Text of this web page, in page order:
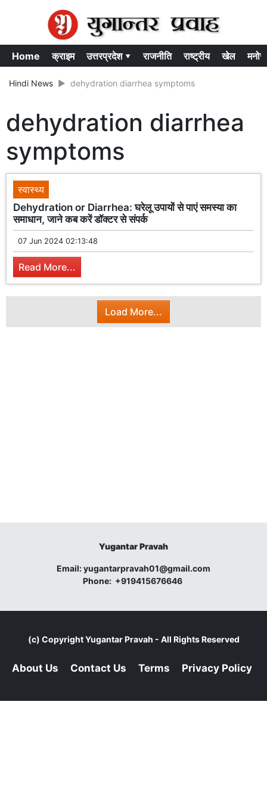
Home क्राइम उत्तरप्रदेश ▾ राजनीति राष्ट्रीय खेल
Hindi News dehydration diarrhea symptoms
dehydration diarrhea
symptoms
स्वास्थ्य
Dehydration or Diarrhea: घरेलू उपायों से पाएं समस्या का
समाधान, जाने कब करें डॉक्टर से संपर्क
07 Jun 2024 02:13:48
Read More...
Load More...
Yugantar Pravah
Email:yugantarpravah01@gmail.com
Phone: +919415676646
(c) CopyrightYugantar Pravah - All Rights Reserved
About Us Contact Us Terms Privacy Policy